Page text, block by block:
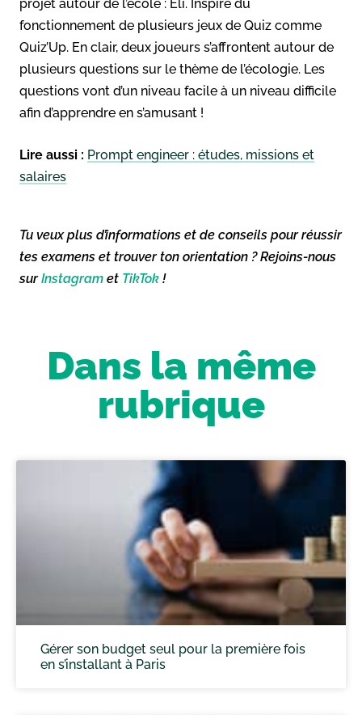
projet autour de l’école : Eli. Inspiré du
fonctionnement de plusieurs jeux de Quiz comme
Quiz’Up. En clair, deux joueurs s’affrontent autour de
plusieurs questions sur le thème de l’écologie. Les
questions vont d’un niveau facile à un niveau difficile
afin d’apprendre en s’amusant !
Lire aussi : Prompt engineer : études, missions et
salaires
Tu veux plus d’informations et de conseils pour réussir
tes examens et trouver ton orientation ? Rejoins-nous
surInstagram et TikTok !
Dans la même
rubrique
Gérer son budget seul pour la première fois
en s’installant à Paris